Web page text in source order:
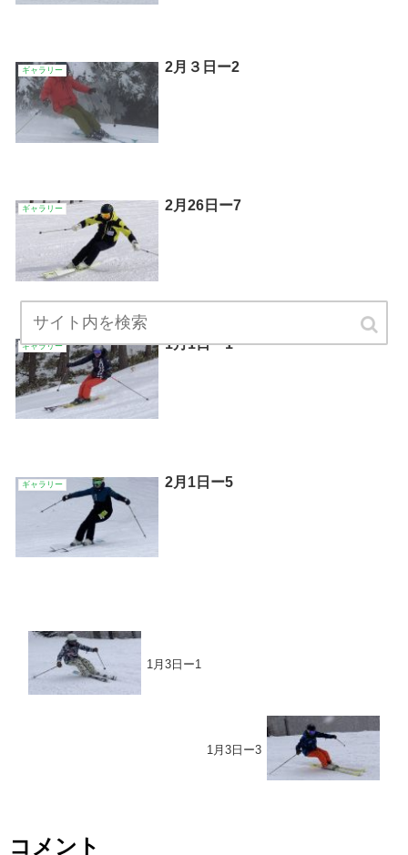
ギャラリー 2月３日ー2
ギャラリー 2月26日ー7
ギャラリー 1月1日ー1
ギャラリー 2月1日ー5
1月3日ー1
1月3日ー3
コメント